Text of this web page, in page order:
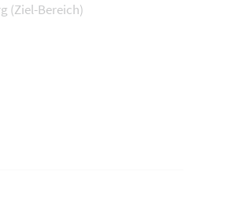
(Ziel-Bereich)